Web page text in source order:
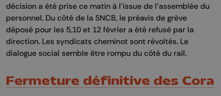
décision a été prise ce matin à l’issue de l’assemblée du
personnel. Du côté de la SNCB, le préavis de grève
déposé pour les 5,10 et 12 février a été refusé par la
direction. Les syndicats cheminot sont révoltés. Le
dialogue social semble être rompu du côté du rail.
Fermeture définitive des Cora